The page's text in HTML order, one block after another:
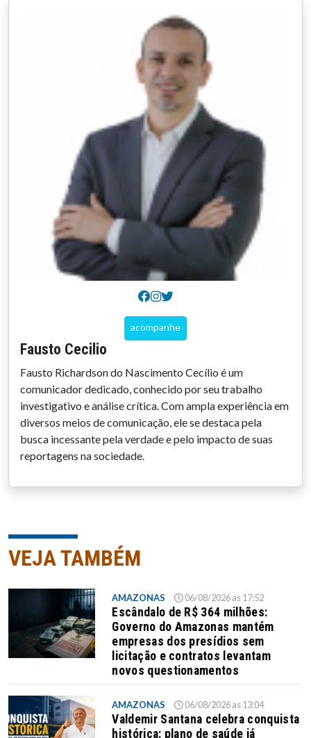
acompanhe
Fausto Cecilio
Fausto Richardson do Nascimento Cecílio é um
comunicador dedicado, conhecido por seu trabalho
investigativo e análise crítica. Com ampla experiência em
diversos meios de comunicação, ele se destaca pela
busca incessante pela verdade e pelo impacto de suas
reportagens na sociedade.
VEJA TAMBÉM
AMAZONAS 06/08/2026 as 17:52
Escândalo de R$ 364 milhões:
Governo do Amazonas mantém
empresas dos presídios sem
licitação e contratos levantam
novos questionamentos
AMAZONAS 06/08/2026 as 13:04
Valdemir Santana celebra conquista
histórica: plano de saúde já